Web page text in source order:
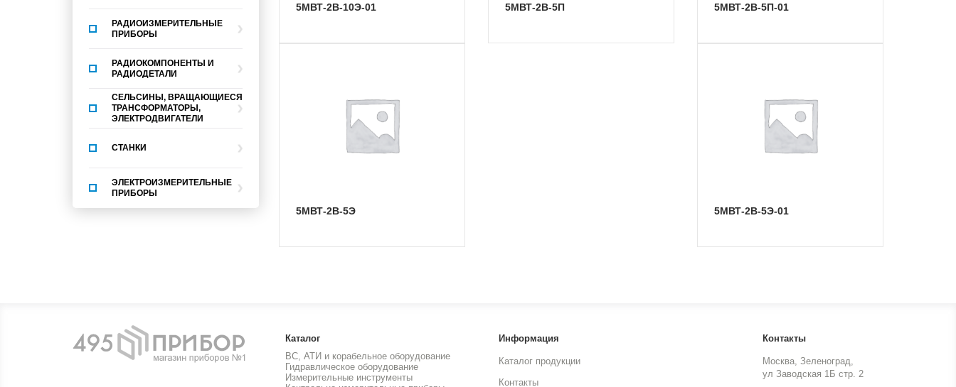
РАДИОИЗМЕРИТЕЛЬНЫЕ
ПРИБОРЫ
РАДИОКОМПОНЕНТЫ И
РАДИОДЕТАЛИ
СЕЛЬСИНЫ, ВРАЩАЮЩИЕСЯ
ТРАНСФОРМАТОРЫ,
ЭЛЕКТРОДВИГАТЕЛИ
СТАНКИ
ЭЛЕКТРОИЗМЕРИТЕЛЬНЫЕ
ПРИБОРЫ
5МВТ-2В-10Э-01 5МВТ-2В-5П 5МВТ-2В-5П-01
5МВТ-2В-5Э 5МВТ-2В-5Э-01
Каталог
ВС, АТИ и корабельное оборудование
Гидравлическое оборудование
Измерительные инструменты
Информация
Каталог продукции
Контакты
Контакты
Москва, Зеленоград,
ул Заводская 1Б стр. 2